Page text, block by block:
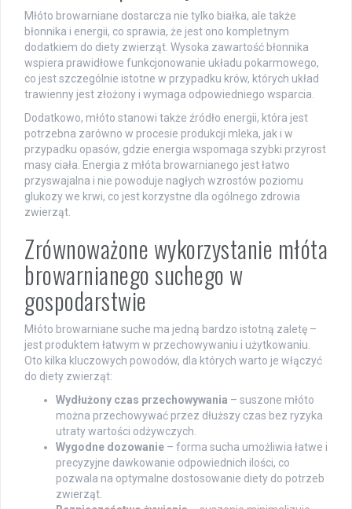
Młóto browarniane dostarcza nie tylko białka, ale także
błonnika i energii, co sprawia, że jest ono kompletnym
dodatkiem do diety zwierząt. Wysoka zawartość błonnika
wspiera prawidłowe funkcjonowanie układu pokarmowego,
co jest szczególnie istotne w przypadku krów, których układ
trawienny jest złożony i wymaga odpowiedniego wsparcia.
Dodatkowo, młóto stanowi także źródło energii, która jest
potrzebna zarówno w procesie produkcji mleka, jak i w
przypadku opasów, gdzie energia wspomaga szybki przyrost
masy ciała. Energia z młóta browarnianego jest łatwo
przyswajalna i nie powoduje nagłych wzrostów poziomu
glukozy we krwi, co jest korzystne dla ogólnego zdrowia
zwierząt.
Zrównoważone wykorzystanie młóta
browarnianego suchego w
gospodarstwie
Młóto browarniane suche ma jedną bardzo istotną zaletę –
jest produktem łatwym w przechowywaniu i użytkowaniu.
Oto kilka kluczowych powodów, dla których warto je włączyć
do diety zwierząt:
Wydłużony czas przechowywania – suszone młóto
można przechowywać przez dłuższy czas bez ryzyka
utraty wartości odżywczych.
Wygodne dozowanie – forma sucha umożliwia łatwe i
precyzyjne dawkowanie odpowiednich ilości, co
pozwala na optymalne dostosowanie diety do potrzeb
zwierząt.